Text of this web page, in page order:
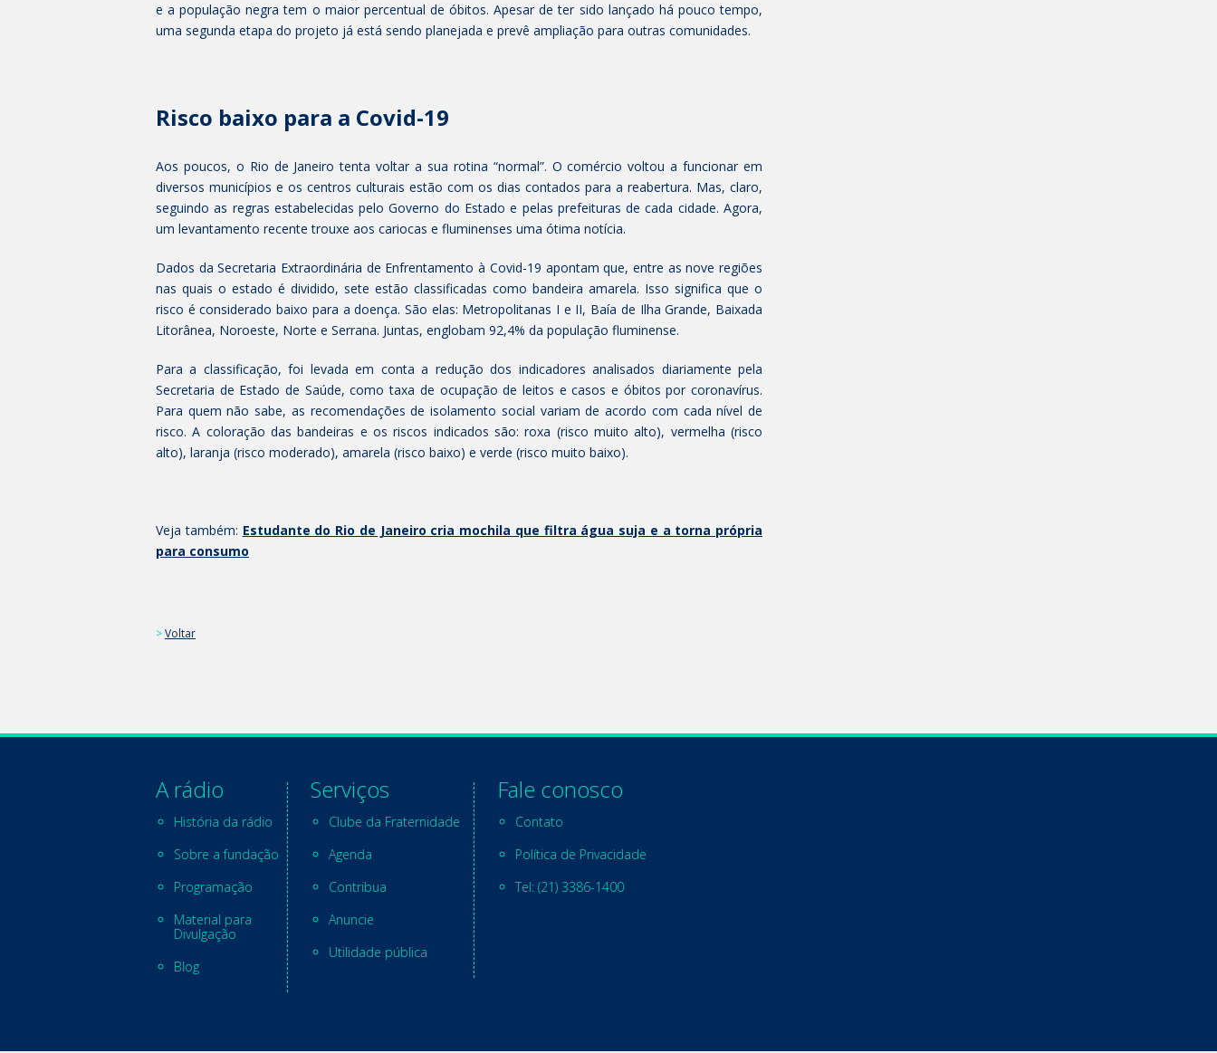
e a população negra tem o maior percentual de óbitos. Apesar de ter sido lançado há pouco tempo,
uma segunda etapa do projeto já está sendo planejada e prevê ampliação para outras comunidades.
Risco baixo para a Covid-19
Aos poucos, o Rio de Janeiro tenta voltar a sua rotina “normal”. O comércio voltou a funcionar em
diversos municípios e os centros culturais estão com os dias contados para a reabertura. Mas, claro,
seguindo as regras estabelecidas pelo Governo do Estado e pelas prefeituras de cada cidade. Agora,
um levantamento recente trouxe aos cariocas e fluminenses uma ótima notícia.
Dados da Secretaria Extraordinária de Enfrentamento à Covid-19 apontam que, entre as nove regiões
nas quais o estado é dividido, sete estão classificadas como bandeira amarela. Isso significa que o
risco é considerado baixo para a doença. São elas: Metropolitanas I e II, Baía de Ilha Grande, Baixada
Litorânea, Noroeste, Norte e Serrana. Juntas, englobam 92,4% da população fluminense.
Para a classificação, foi levada em conta a redução dos indicadores analisados diariamente pela
Secretaria de Estado de Saúde, como taxa de ocupação de leitos e casos e óbitos por coronavírus.
Para quem não sabe, as recomendações de isolamento social variam de acordo com cada nível de
risco. A coloração das bandeiras e os riscos indicados são: roxa (risco muito alto), vermelha (risco
alto), laranja (risco moderado), amarela (risco baixo) e verde (risco muito baixo).
Veja também: Estudante do Rio de Janeiro cria mochila que filtra água suja e a torna própria
para consumo
>Voltar
A rádio
História da rádio
Sobre a fundação
Programação
Material para
Divulgação
Blog
Serviços
Clube da Fraternidade
Agenda
Contribua
Anuncie
Utilidade pública
Fale conosco
Contato
Política de Privacidade
Tel: (21) 3386-1400